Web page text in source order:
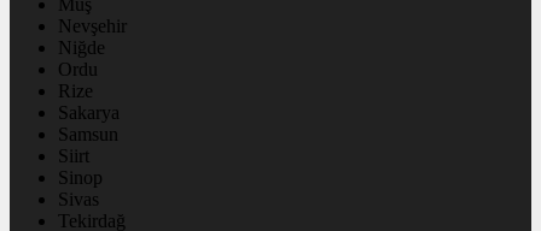
Muş
Nevşehir
Niğde
Ordu
Rize
Sakarya
Samsun
Siirt
Sinop
Sivas
Tekirdağ